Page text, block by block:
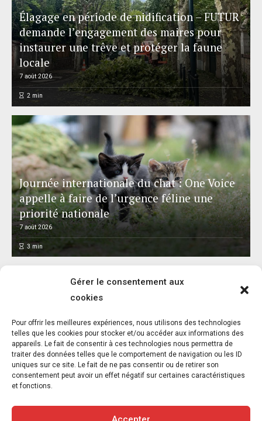
Gérer le consentement aux
cookies
Pour offrir les meilleures expériences, nous utilisons des technologies
telles que les cookies pour stocker et/ou accéder aux informations des
appareils. Le fait de consentir à ces technologies nous permettra de
traiter des données telles que le comportement de navigation ou les ID
uniques sur ce site. Le fait de ne pas consentir ou de retirer son
consentement peut avoir un effet négatif sur certaines caractéristiques
et fonctions.
Élagage en période de nidification – FUTUR
demande l’engagement des maires pour
instaurer une trêve et protéger la faune
locale
7 août 2026
2 min
Journée internationale du chat : One Voice
appelle à faire de l’urgence féline une
priorité nationale
7 août 2026
3 min
L’association FUTUR dénonce le recours à
des « tirs sanitaires » sur des animaux
sauvages déjà victimes de l’incendie
d’Achères-la-Forêt
7 août 2026